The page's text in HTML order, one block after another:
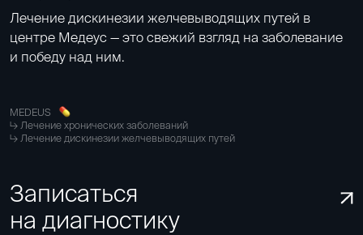
Лечение дискинезии желчевыводящих путей в
центре Медеус — это свежий взгляд на заболевание
и победу над ним.
MEDEUS
Лечение хронических заболеваний
Лечение дискинезии желчевыводящих путей
Записаться
на диагностику